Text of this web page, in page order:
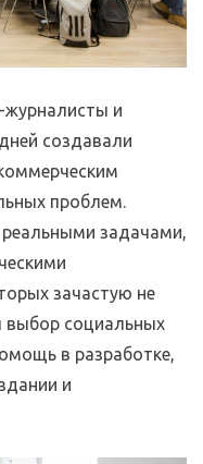
журналисты и
создавали
проблем.
реальными задачами,
зачастую не
выбор социальных
в разработке,
и